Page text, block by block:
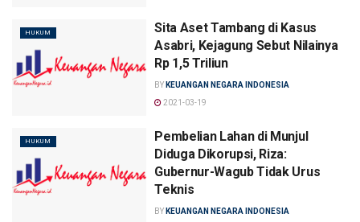
HUKUM
Sita Aset Tambang di Kasus
Asabri, Kejagung Sebut Nilainya
Rp 1,5 Triliun
BY KEUANGAN NEGARA INDONESIA
2021-03-19
HUKUM
Pembelian Lahan di Munjul
Diduga Dikorupsi, Riza:
Gubernur-Wagub Tidak Urus
Teknis
BY KEUANGAN NEGARA INDONESIA